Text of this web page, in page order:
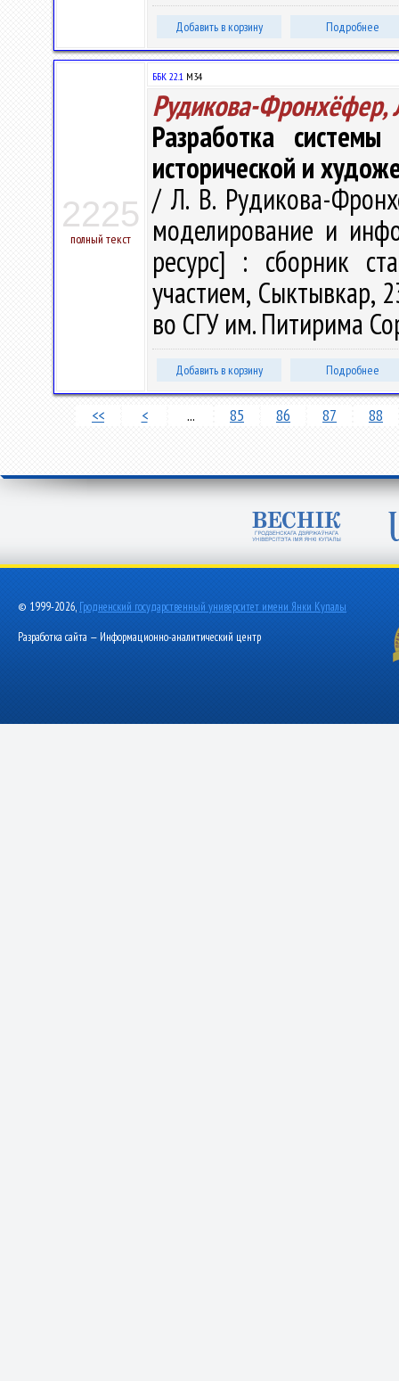
Добавить в корзину Подробнее
2225
полный текст
ББК 22.1 М34
Рудикова-Фронхёфер,
Разработка
исторической и
/ Л. В. Рудикова-
моделирование и
ресурс] : сборник
участием, Сыктывкар,
во СГУ им. Питирима
Добавить в корзину Подробнее
<< < ... 85 86 87 88
© 1999-2026, Гродненский государственный университет имени Янки Купалы
Разработка сайта — Информационно-аналитический центр